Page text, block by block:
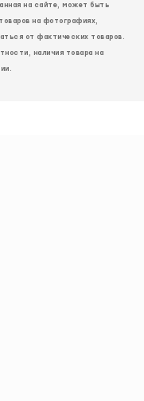
на сайте, может быть
на фотографиях,
от фактических товаров.
наличия товара на